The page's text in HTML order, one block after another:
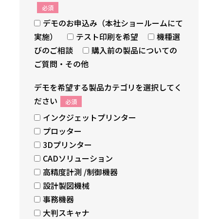
必須
デモのお申込み（本社ショールームにて
実施）
テスト印刷を希望
機種選
びのご相談
購入前の製品についての
ご質問・その他
デモを希望する製品カテゴリを選択してく
ださい
必須
インクジェットプリンター
プロッター
3Dプリンター
CADソリューション
高精度計測 /制御機器
設計製図機械
事務機器
大判スキャナ